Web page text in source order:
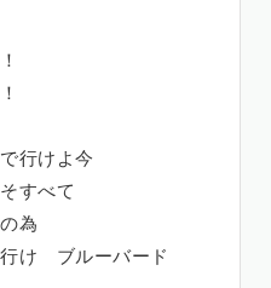
行けよ今
すべて
為
け ブルーバード